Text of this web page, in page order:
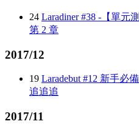
24 Laradiner #38 -【單元
第 2 章
2017/12
19 Laradebut #12 新手必
追追追
2017/11